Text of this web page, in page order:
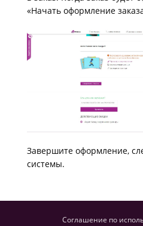
«Начать оформление
Завершите оформление,
системы.
Соглашение по